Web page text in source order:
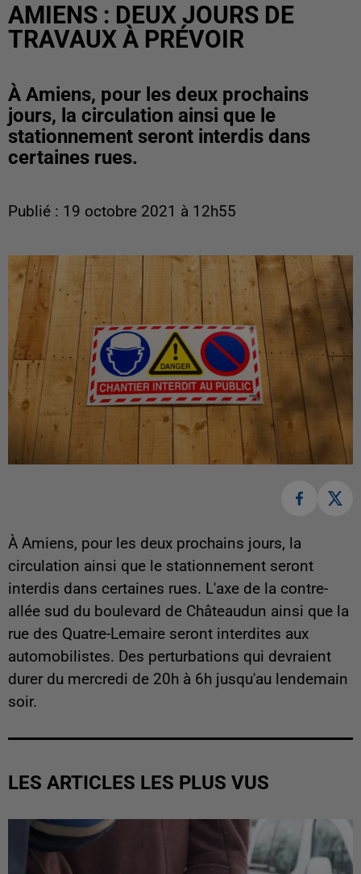
AMIENS : DEUX JOURS DE
TRAVAUX À PRÉVOIR
À Amiens, pour les deux prochains
jours, la circulation ainsi que le
stationnement seront interdis dans
certaines rues.
Publié : 19 octobre 2021 à 12h55
À Amiens, pour les deux prochains jours, la
circulation ainsi que le stationnement seront
interdis dans certaines rues. L'axe de la contre-
allée sud du boulevard de Châteaudun ainsi que la
rue des Quatre-Lemaire seront interdites aux
automobilistes. Des perturbations qui devraient
durer du mercredi de 20h à 6h jusqu'au lendemain
soir.
LES ARTICLES LES PLUS VUS